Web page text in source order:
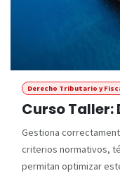
Derecho Tributario y
Curso
Gestiona
criterios normativos,
permitan optimizar